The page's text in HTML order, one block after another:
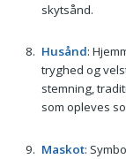
skytsånd.
Husånd:
tryghed og
stemning,
som opleves
Maskot: